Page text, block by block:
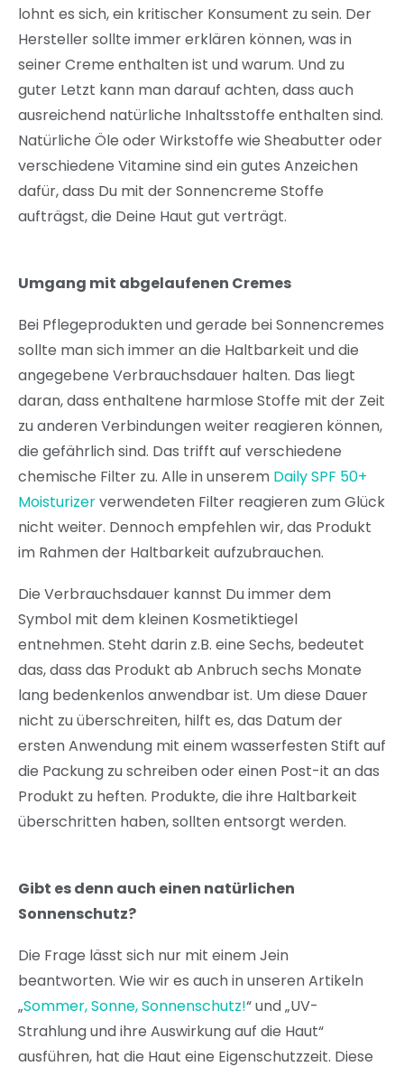
lohnt es sich, ein kritischer Konsument zu sein. Der
Hersteller sollte immer erklären können, was in
seiner Creme enthalten ist und warum. Und zu
guter Letzt kann man darauf achten, dass auch
ausreichend natürliche Inhaltsstoffe enthalten sind.
Natürliche Öle oder Wirkstoffe wie Sheabutter oder
verschiedene Vitamine sind ein gutes Anzeichen
dafür, dass Du mit der Sonnencreme Stoffe
aufträgst, die Deine Haut gut verträgt.
Umgang mit abgelaufenen Cremes
Bei Pflegeprodukten und gerade bei Sonnencremes
sollte man sich immer an die Haltbarkeit und die
angegebene Verbrauchsdauer halten. Das liegt
daran, dass enthaltene harmlose Stoffe mit der Zeit
zu anderen Verbindungen weiter reagieren können,
die gefährlich sind. Das trifft auf verschiedene
chemische Filter zu. Alle in unserem Daily SPF 50+
Moisturizerverwendeten Filter reagieren zum Glück
nicht weiter. Dennoch empfehlen wir, das Produkt
im Rahmen der Haltbarkeit aufzubrauchen.
Die Verbrauchsdauer kannst Du immer dem
Symbol mit dem kleinen Kosmetiktiegel
entnehmen. Steht darin z.B. eine Sechs, bedeutet
das, dass das Produkt ab Anbruch sechs Monate
lang bedenkenlos anwendbar ist. Um diese Dauer
nicht zu überschreiten, hilft es, das Datum der
ersten Anwendung mit einem wasserfesten Stift auf
die Packung zu schreiben oder einen Post-it an das
Produkt zu heften. Produkte, die ihre Haltbarkeit
überschritten haben, sollten entsorgt werden.
Gibt es denn auch einen natürlichen
Sonnenschutz?
Die Frage lässt sich nur mit einem Jein
beantworten. Wie wir es auch in unseren Artikeln
„Sommer, Sonne, Sonnenschutz!“ und „UV-
Strahlung und ihre Auswirkung auf die Haut“
ausführen, hat die Haut eine Eigenschutzzeit. Diese